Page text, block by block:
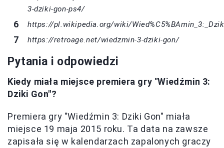
3-dziki-gon-ps4/
https://pl.wikipedia.org/wiki/
https://retroage.net/wiedzmin-3-dziki-gon/
Pytania i odpowiedzi
Kiedy miała miejsce premiera gry "Wiedźmin 3:
Dziki Gon"?
Premiera gry "Wiedźmin 3: Dziki Gon" miała
miejsce 19 maja 2015 roku. Ta data na zawsze
zapisała się w kalendarzach zapalonych graczy